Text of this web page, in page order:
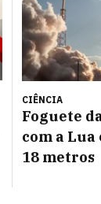
CIÊNCIA
Foguete
com a
18 metros